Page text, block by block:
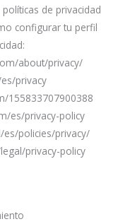
de privacidad
configurar tu perfil
about/privacy/
privacy
155833707900388
es/privacy-policy
es/policies/privacy/
privacy-policy